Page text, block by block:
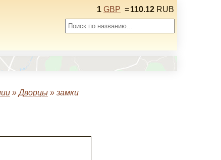
1 GBP =110.12 RUB
»Дворцы» замки